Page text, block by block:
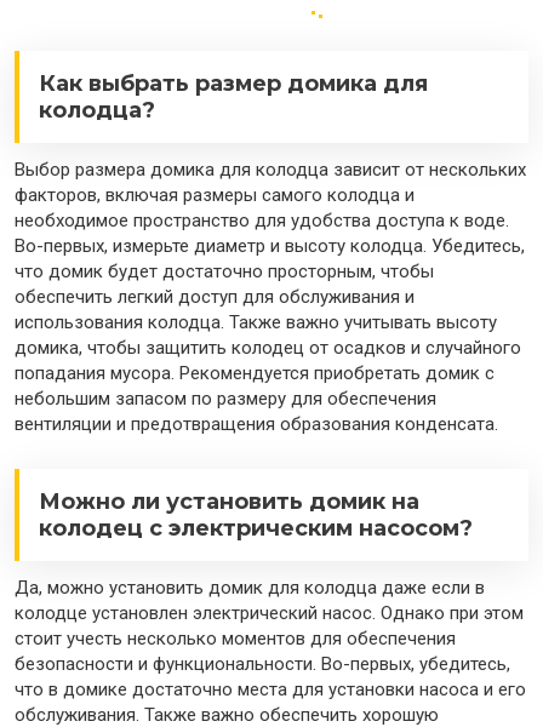
Как выбрать размер домика для
колодца?
Выбор размера домика для колодца зависит от нескольких
факторов, включая размеры самого колодца и
необходимое пространство для удобства доступа к воде.
Во-первых, измерьте диаметр и высоту колодца. Убедитесь,
что домик будет достаточно просторным, чтобы
обеспечить легкий доступ для обслуживания и
использования колодца. Также важно учитывать высоту
домика, чтобы защитить колодец от осадков и случайного
попадания мусора. Рекомендуется приобретать домик с
небольшим запасом по размеру для обеспечения
вентиляции и предотвращения образования конденсата.
Можно ли установить домик на
колодец с электрическим насосом?
Да, можно установить домик для колодца даже если в
колодце установлен электрический насос. Однако при этом
стоит учесть несколько моментов для обеспечения
безопасности и функциональности. Во-первых, убедитесь,
что в домике достаточно места для установки насоса и его
обслуживания. Также важно обеспечить хорошую